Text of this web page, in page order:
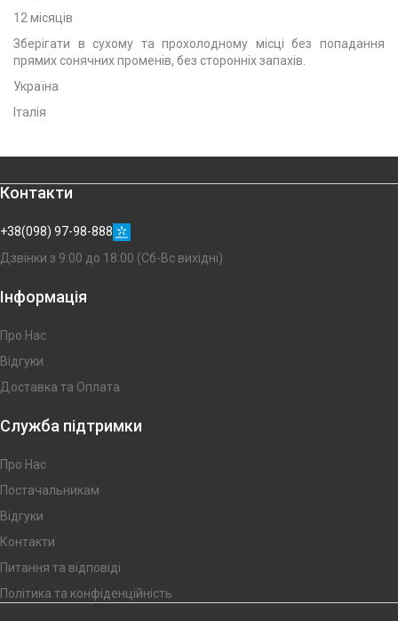
12 місяців
Зберігати в сухому та прохолодному місці без попадання
прямих сонячних променів, без сторонніх запахів.
Україна
Італія
Контакти
+38(098) 97-98-888
Дзвінки з 9:00 до 18:00 (Сб-Вс вихідні)
Інформація
Про Нас
Відгуки
Доставка та Оплата
Служба підтримки
Про Нас
Постачальникам
Відгуки
Контакти
Питання та відповіді
Політика та конфіденційність